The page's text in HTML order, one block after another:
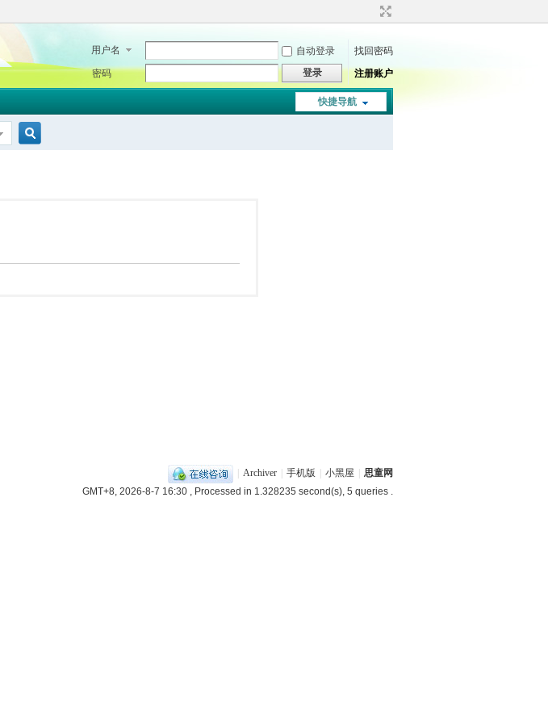
用户名 自动登录
找回密码
密码
登录 注册账户
快捷导航
Archiver 手机版 小黑屋
思童网
GMT+8, 2026-8-7 16:30 , Processed in 1.328235 second(s), 5 queries .